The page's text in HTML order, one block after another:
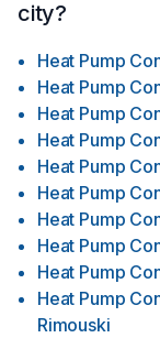
city?
Heat Pump
Heat Pump
Heat Pump
Heat Pump
Heat Pump
Heat Pump
Heat Pump
Heat Pump
Heat Pump
Heat Pump
Rimouski